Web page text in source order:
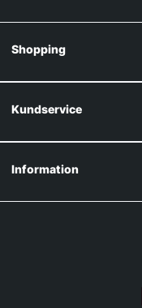
Shopping
Kundservice
Information